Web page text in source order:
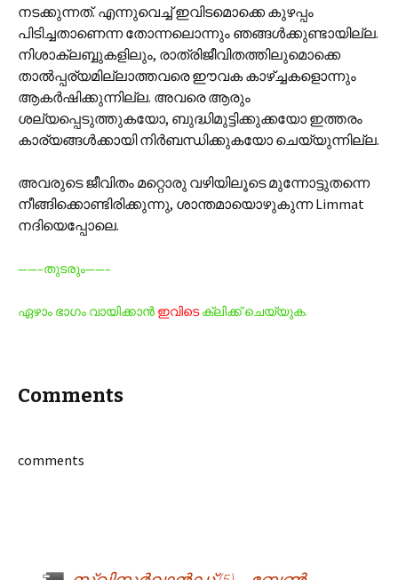
നടക്കുന്നത്. എന്നുവെച്ച് ഇവിടമൊക്കെ കുഴപ്പം
പിടിച്ചതാണെന്ന തോന്നലൊന്നും ഞങ്ങള്‍ക്കുണ്ടായില്ല.
നിശാക്ലബ്ബുകളിലും, രാത്രിജീവിതത്തിലുമൊക്കെ
താല്‍പ്പര്യമില്ലാത്തവരെ ഈവക കാഴ്ച്ചകളൊന്നും
ആകര്‍ഷിക്കുന്നില്ല. അവരെ ആരും
ശല്യപ്പെടുത്തുകയോ, ബുദ്ധിമുട്ടിക്കുക്കയോ ഇത്തരം
കാര്യങ്ങള്‍ക്കായി നിര്‍ബന്ധിക്കുകയോ ചെയ്യുന്നില്ല.
അവരുടെ ജീവിതം മറ്റൊരു വഴിയിലൂടെ മുന്നോട്ടുതന്നെ
നീങ്ങിക്കൊണ്ടിരിക്കുന്നു, ശാന്തമായൊഴുകുന്ന Limmat
നദിയെപ്പോലെ.
——–തുടരും——–
ഏഴാം ഭാഗം വായിക്കാന്‍ ഇവിടെക്ലിക്ക് ചെയ്യുക.
Comments
comments